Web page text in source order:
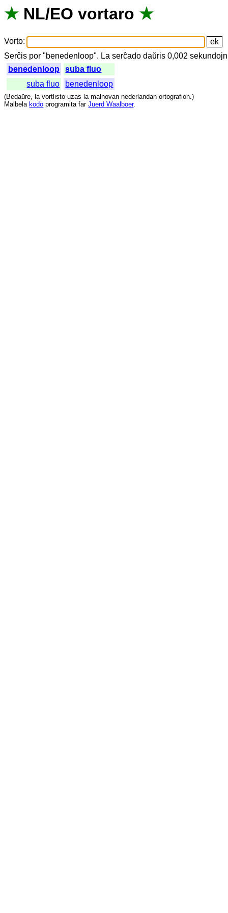
★ NL/EO vortaro ★
Vorto:
Serĉis por "benedenloop". La serĉado daŭris 0,002sekundojn
benedenloop
suba fluo
suba fluo
benedenloop
(Bedaŭre, la vortlisto uzas la malnovan nederlandan ortografion.)
Malbela kodo programita far Juerd Waalboer.